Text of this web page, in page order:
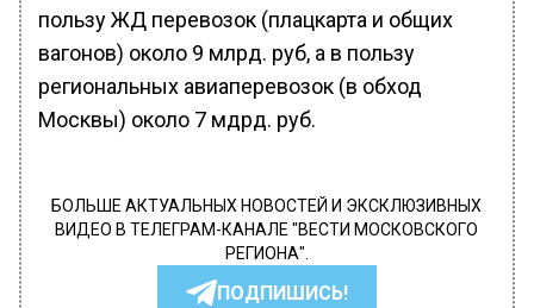
пользу ЖД перевозок (плацкарта и общих
вагонов) около 9 млрд. руб, а в пользу
региональных авиаперевозок (в обход
Москвы) около 7 мдрд. руб.
БОЛЬШЕ АКТУАЛЬНЫХ НОВОСТЕЙ И ЭКСКЛЮЗИВНЫХ
ВИДЕО В ТЕЛЕГРАМ-КАНАЛЕ "ВЕСТИ МОСКОВСКОГО
РЕГИОНА".
ПОДПИШИСЬ!